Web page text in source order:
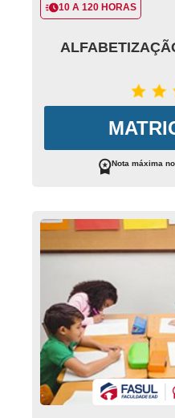
10 A 120 HORAS
Nota máxima